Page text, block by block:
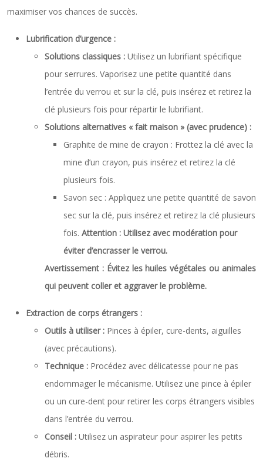
maximiser vos chances de succès.
Lubrification d’urgence :
Solutions classiques : Utilisez un lubrifiant spécifique
pour serrures. Vaporisez une petite quantité dans
l’entrée du verrou et sur la clé, puis insérez et retirez la
clé plusieurs fois pour répartir le lubrifiant.
Solutions alternatives « fait maison » (avec prudence) :
Graphite de mine de crayon : Frottez la clé avec la
mine d’un crayon, puis insérez et retirez la clé
plusieurs fois.
Savon sec : Appliquez une petite quantité de savon
sec sur la clé, puis insérez et retirez la clé plusieurs
fois. Attention : Utilisez avec modération pour
éviter d’encrasser le verrou.
Avertissement : Évitez les huiles végétales ou animales
qui peuvent coller et aggraver le problème.
Extraction de corps étrangers :
Outils à utiliser : Pinces à épiler, cure-dents, aiguilles
(avec précautions).
Technique : Procédez avec délicatesse pour ne pas
endommager le mécanisme. Utilisez une pince à épiler
ou un cure-dent pour retirer les corps étrangers visibles
dans l’entrée du verrou.
Conseil : Utilisez un aspirateur pour aspirer les petits
débris.